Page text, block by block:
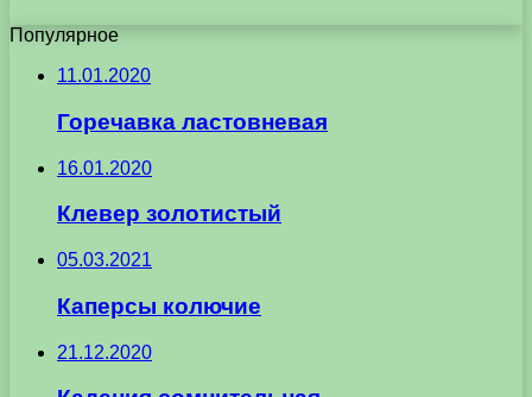
Популярное
11.01.2020
Горечавка ластовневая
16.01.2020
Клевер золотистый
05.03.2021
Каперсы колючие
21.12.2020